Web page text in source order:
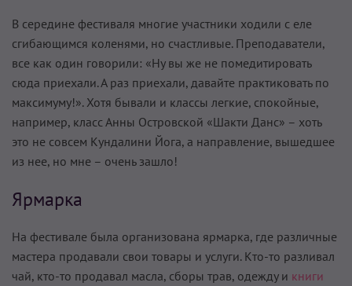
В середине фестиваля многие участники ходили с еле
сгибающимся коленями, но счастливые. Преподаватели,
все как один говорили: «Ну вы же не помедитировать
сюда приехали. А раз приехали, давайте практиковать по
максимуму!». Хотя бывали и классы легкие, спокойные,
например, класс Анны Островской «Шакти Данс» – хоть
это не совсем Кундалини Йога, а направление, вышедшее
из нее, но мне – очень зашло!
Ярмарка
На фестивале была организована ярмарка, где различные
мастера продавали свои товары и услуги. Кто-то разливал
чай, кто-то продавал масла, сборы трав, одежду и книги